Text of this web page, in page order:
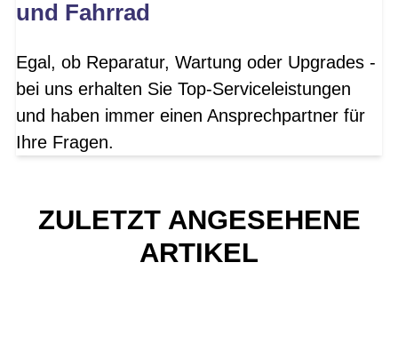
und Fahrrad
Egal, ob Reparatur, Wartung oder Upgrades -
bei uns erhalten Sie Top-Serviceleistungen
und haben immer einen Ansprechpartner für
Ihre Fragen.
ZULETZT ANGESEHENE
ARTIKEL